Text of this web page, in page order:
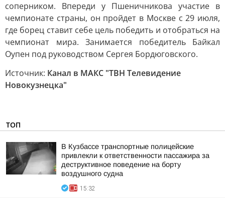
соперником. Впереди у Пшеничникова участие в
чемпионате страны, он пройдет в Москве с 29 июля,
где борец ставит себе цель победить и отобраться на
чемпионат мира. Занимается победитель Байкал
Оупен под руководством Сергея Бордюговского.
Источник: Канал в МАКС "ТВН Телевидение
Новокузнецка"
ТОП
В Кузбассе транспортные полицейские
привлекли к ответственности пассажира за
деструктивное поведение на борту
воздушного судна
15:32